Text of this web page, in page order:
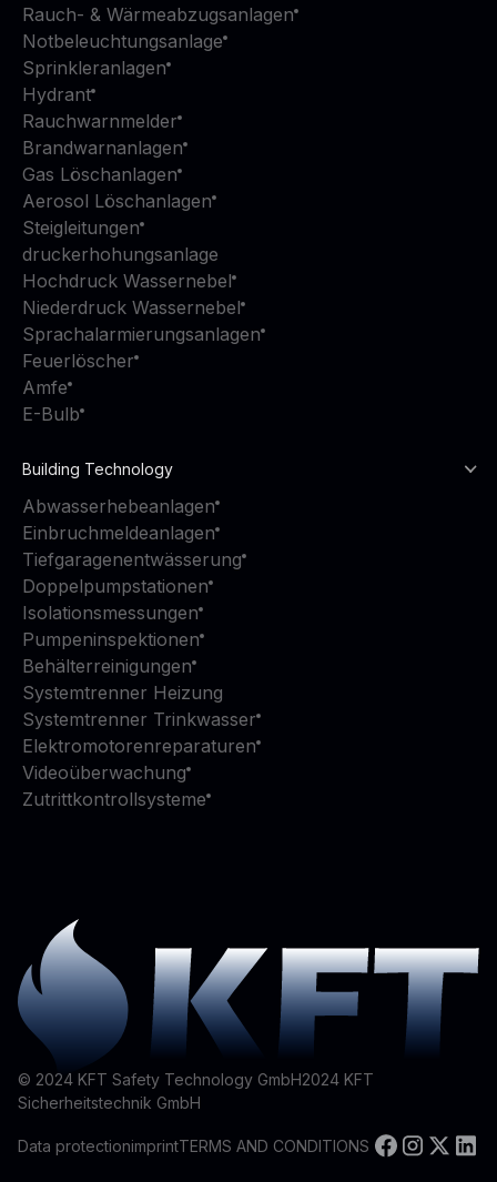
Rauch- & Wärmeabzugsanlagen
Notbeleuchtungsanlage
Sprinkleranlagen
Hydrant
Rauchwarnmelder
Brandwarnanlagen
Gas Löschanlagen
Aerosol Löschanlagen
Steigleitungen
druckerhohungsanlage
Hochdruck Wassernebel
Niederdruck Wassernebel
Sprachalarmierungsanlagen
Feuerlöscher
Amfe
E-Bulb
Building Technology
Abwasserhebeanlagen
Einbruchmeldeanlagen
Tiefgaragenentwässerung
Doppelpumpstationen
Isolationsmessungen
Pumpeninspektionen
Behälterreinigungen
Systemtrenner Heizung
Systemtrenner Trinkwasser
Elektromotorenreparaturen
Videoüberwachung
Zutrittkontrollsysteme
© 2024 KFT Safety Technology GmbH2024 KFT
Sicherheitstechnik GmbH
Data protectionimprintTERMS AND CONDITIONS